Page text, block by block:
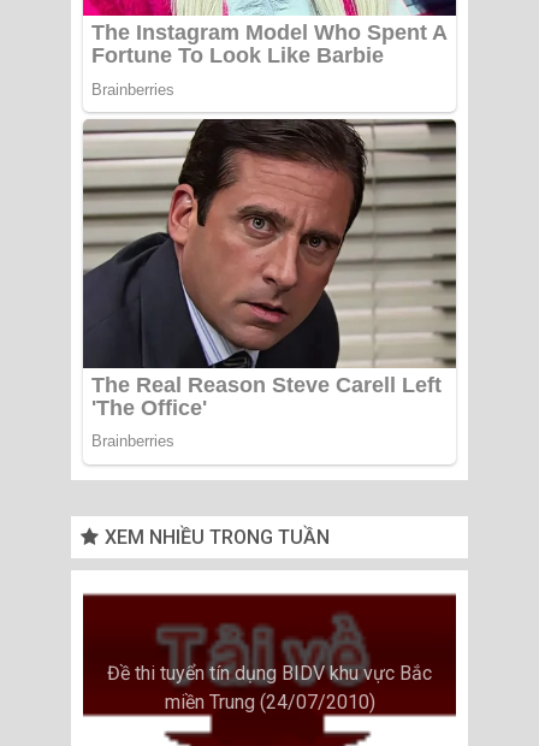
XEM NHIỀU TRONG TUẦN
Đề thi tuyển tín dụng BIDV khu vực Bắc
miền Trung (24/07/2010)